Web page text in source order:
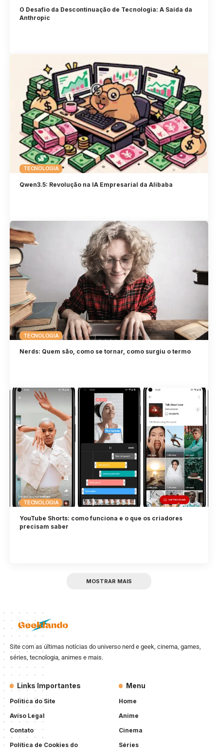
O Desafio da Descontinuação de Tecnologia: A Saída da
Anthropic
TECNOLOGIA
Qwen3.5: Revolução na IA Empresarial da Alibaba
TECNOLOGIA
Nerds: Quem são, como se tornar, como surgiu o termo
TECNOLOGIA
YouTube Shorts: como funciona e o que os criadores
precisam saber
MOSTRAR MAIS
Site com as últimas notícias do universo nerd e geek, cinema, games,
séries, tecnologia, animes e mais.
Links Importantes
Politica do Site
Aviso Legal
Contato
Política de Cookies do
Menu
Home
Anime
Cinema
Séries